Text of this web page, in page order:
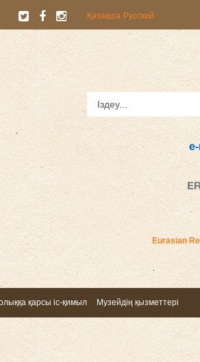
Қазақша Русский
Eurasian
қарсы іс-қимыл Музейдің қызметтері